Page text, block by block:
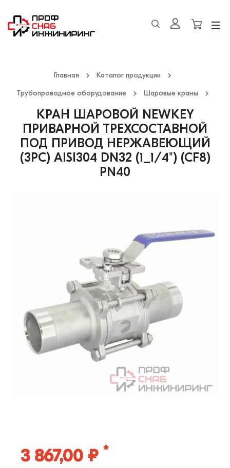
Главная Каталог продукции
Трубопроводное оборудование Шаровые краны
КРАН ШАРОВОЙ NEWKEY
ПРИВАРНОЙ ТРЕХСОСТАВНОЙ
ПОД ПРИВОД НЕРЖАВЕЮЩИЙ
(3PС) AISI304 DN32 (1_1/4") (CF8)
PN40
3 867,00 ₽ *